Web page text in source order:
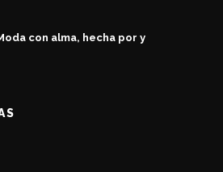
con alma, hecha por y